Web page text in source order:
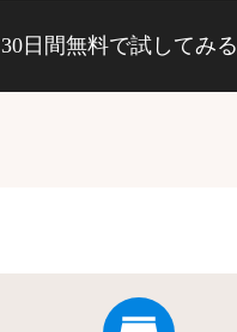
30日間無料で試してみる